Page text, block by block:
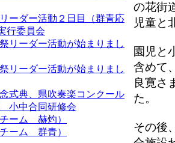
ーダー活動２日目（群青応
行委員会
リーダー活動が始まりまし
リーダー活動が始まりまし
式典、県吹奏楽コンクール
小中合同研修会
ーム 赫灼）
ーム 群青）
の花街
児童と
園児と
含めて
良寛さ
た。
その後